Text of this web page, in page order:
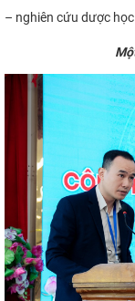
– nghiên cứu dược